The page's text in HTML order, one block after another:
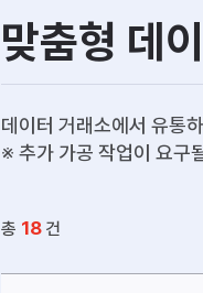
맞춤형 데
데이터 거래소에서 유통
※ 추가 가공 작업이 요구
총 18 건